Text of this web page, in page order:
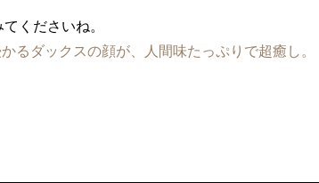
くださいね。
るダックスの顔が、人間味たっぷりで超癒し。